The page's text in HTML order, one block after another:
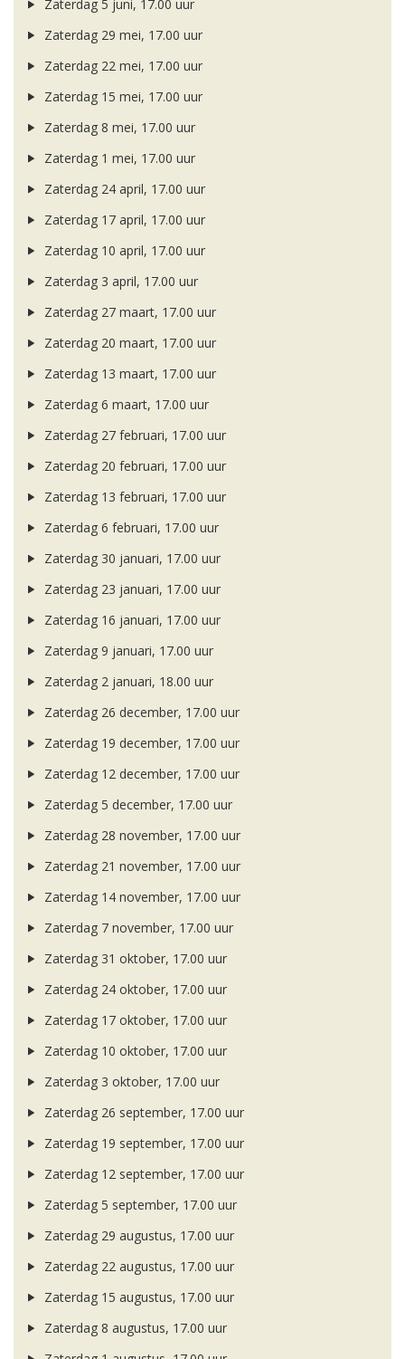
Zaterdag 5 juni, 17.00 uur
Zaterdag 29 mei, 17.00 uur
Zaterdag 22 mei, 17.00 uur
Zaterdag 15 mei, 17.00 uur
Zaterdag 8 mei, 17.00 uur
Zaterdag 1 mei, 17.00 uur
Zaterdag 24 april, 17.00 uur
Zaterdag 17 april, 17.00 uur
Zaterdag 10 april, 17.00 uur
Zaterdag 3 april, 17.00 uur
Zaterdag 27 maart, 17.00 uur
Zaterdag 20 maart, 17.00 uur
Zaterdag 13 maart, 17.00 uur
Zaterdag 6 maart, 17.00 uur
Zaterdag 27 februari, 17.00 uur
Zaterdag 20 februari, 17.00 uur
Zaterdag 13 februari, 17.00 uur
Zaterdag 6 februari, 17.00 uur
Zaterdag 30 januari, 17.00 uur
Zaterdag 23 januari, 17.00 uur
Zaterdag 16 januari, 17.00 uur
Zaterdag 9 januari, 17.00 uur
Zaterdag 2 januari, 18.00 uur
Zaterdag 26 december, 17.00 uur
Zaterdag 19 december, 17.00 uur
Zaterdag 12 december, 17.00 uur
Zaterdag 5 december, 17.00 uur
Zaterdag 28 november, 17.00 uur
Zaterdag 21 november, 17.00 uur
Zaterdag 14 november, 17.00 uur
Zaterdag 7 november, 17.00 uur
Zaterdag 31 oktober, 17.00 uur
Zaterdag 24 oktober, 17.00 uur
Zaterdag 17 oktober, 17.00 uur
Zaterdag 10 oktober, 17.00 uur
Zaterdag 3 oktober, 17.00 uur
Zaterdag 26 september, 17.00 uur
Zaterdag 19 september, 17.00 uur
Zaterdag 12 september, 17.00 uur
Zaterdag 5 september, 17.00 uur
Zaterdag 29 augustus, 17.00 uur
Zaterdag 22 augustus, 17.00 uur
Zaterdag 15 augustus, 17.00 uur
Zaterdag 8 augustus, 17.00 uur